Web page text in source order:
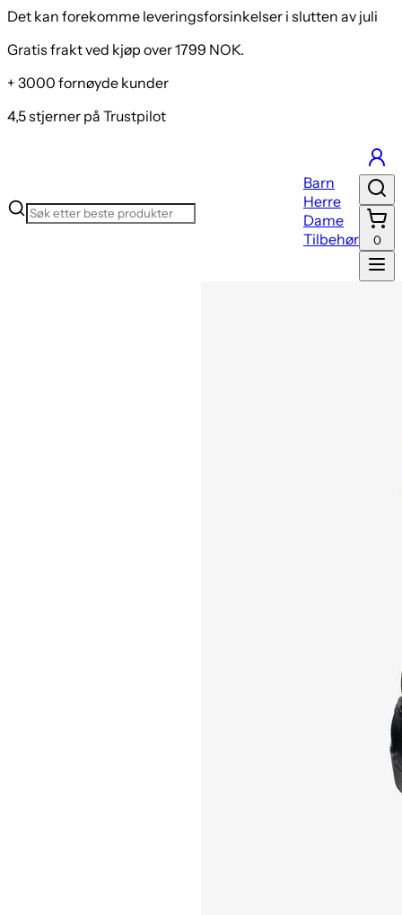
Det kan forekomme leveringsforsinkelser i slutten av juli
Gratis frakt ved kjøp over 1799 NOK.
+ 3000 fornøyde kunder
4,5 stjerner på Trustpilot
Barn
Herre
Dame
Tilbehør
0